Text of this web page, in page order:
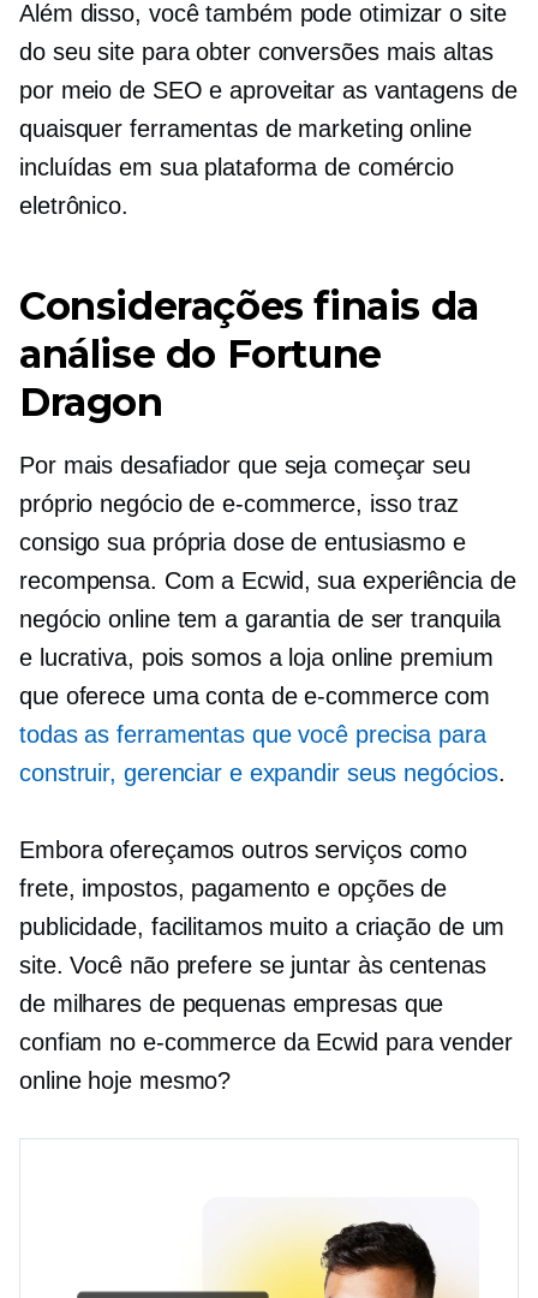
Além disso, você também pode otimizar o site
do seu site para obter conversões mais altas
por meio de SEO e aproveitar as vantagens de
quaisquer ferramentas de marketing online
incluídas em sua plataforma de comércio
eletrônico.
Considerações finais da
análise do Fortune
Dragon
Por mais desafiador que seja começar seu
próprio negócio de e-commerce, isso traz
consigo sua própria dose de entusiasmo e
recompensa. Com a Ecwid, sua experiência de
negócio online tem a garantia de ser tranquila
e lucrativa, pois somos a loja online premium
que oferece uma conta de e-commerce com
todas as ferramentas que você precisa para
construir, gerenciar e expandir seus negócios.
Embora ofereçamos outros serviços como
frete, impostos, pagamento e opções de
publicidade, facilitamos muito a criação de um
site. Você não prefere se juntar às centenas
de milhares de pequenas empresas que
confiam no e-commerce da Ecwid para vender
online hoje mesmo?